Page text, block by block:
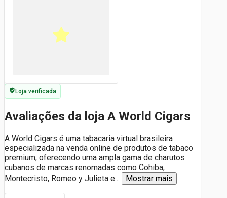
Loja verificada
Avaliações da loja A World Cigars
A World Cigars é uma tabacaria virtual brasileira
especializada na venda online de produtos de tabaco
premium, oferecendo uma ampla gama de charutos
cubanos de marcas renomadas como Cohiba,
Montecristo, Romeo y Julieta e... Mostrar mais